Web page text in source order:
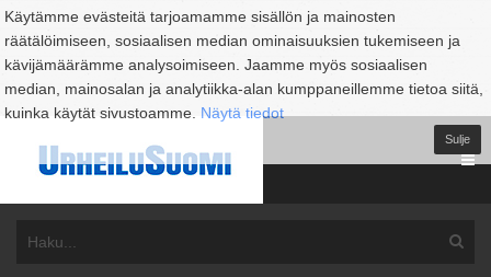
Käytämme evästeitä tarjoamamme sisällön ja mainosten
räätälöimiseen, sosiaalisen median ominaisuuksien tukemiseen ja
kävijämäärämme analysoimiseen. Jaamme myös sosiaalisen
median, mainosalan ja analytiikka-alan kumppaneillemme tietoa siitä,
kuinka käytät sivustoamme. Näytä tiedot
Sulje